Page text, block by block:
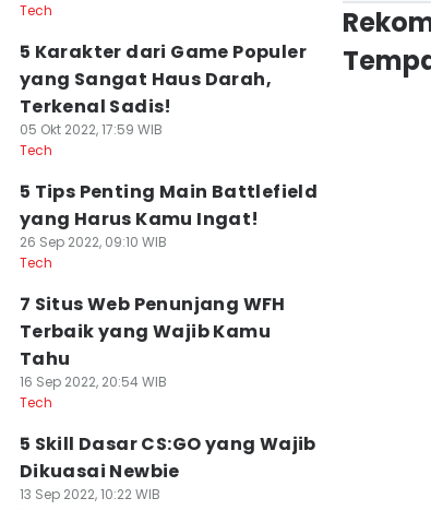
Tech
5 Karakter dari Game Populer
yang Sangat Haus Darah,
Terkenal Sadis!
05 Okt 2022, 17:59 WIB
Tech
5 Tips Penting Main Battlefield
yang Harus Kamu Ingat!
26 Sep 2022, 09:10 WIB
Tech
7 Situs Web Penunjang WFH
Terbaik yang Wajib Kamu
Tahu
16 Sep 2022, 20:54 WIB
Tech
5 Skill Dasar CS:GO yang Wajib
Dikuasai Newbie
13 Sep 2022, 10:22 WIB